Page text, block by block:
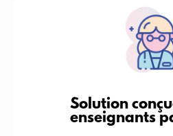
Solution
enseignants